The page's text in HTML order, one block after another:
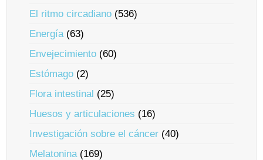
El ritmo circadiano (536)
Energía(63)
Envejecimiento (60)
Estómago (2)
Flora intestinal (25)
Huesos y articulaciones (16)
Investigación sobre el cáncer (40)
Melatonina(169)